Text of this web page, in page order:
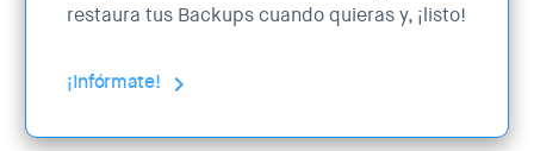
restaura tus Backups cuando quieras y, ¡listo!
¡Infórmate!